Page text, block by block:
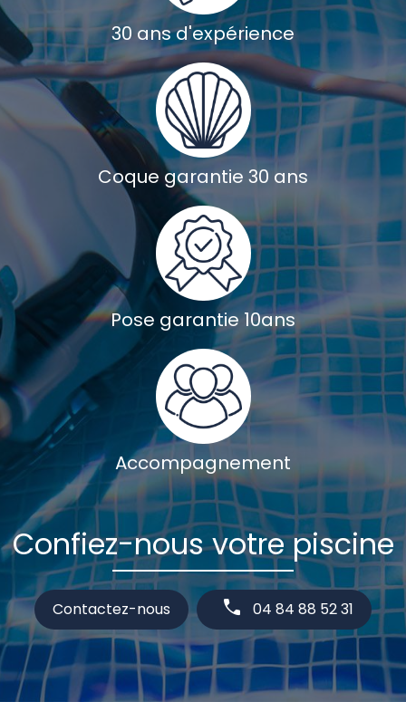
30 ans d'expérience
Coque garantie 30 ans
Pose garantie 10ans
Accompagnement
Confiez-nous votre piscine
Contactez-nous 04 84 88 52 31